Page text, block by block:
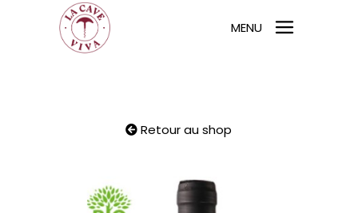
MENU
Retour au shop